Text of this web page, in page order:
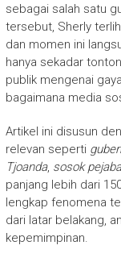
sebagai salah satu
tersebut, Sherly
dan momen ini
hanya sekadar
publik mengenai
bagaimana media
Artikel ini disusun
relevan seperti
Tjoanda, sosok
panjang lebih dari
lengkap fenomena
dari latar belakang,
kepemimpinan.